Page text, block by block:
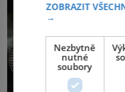
ZOBRAZIT
→
Nezbytně
nutné
soubory